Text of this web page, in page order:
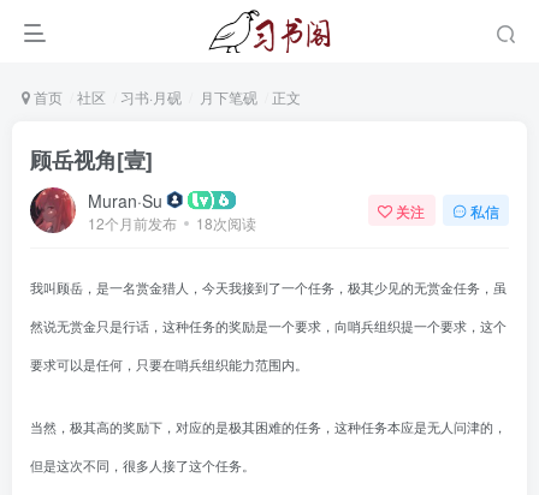
首页 社区 习书·月砚 月下笔砚 正文
顾岳视角[壹]
Muran·Su
12个月前发布 18次阅读
关注 私信
我叫顾岳，是一名赏金猎人，今天我接到了一个任务，极其少见的无赏金任务，虽
然说无赏金只是行话，这种任务的奖励是一个要求，向哨兵组织提一个要求，这个
要求可以是任何，只要在哨兵组织能力范围内。
当然，极其高的奖励下，对应的是极其困难的任务，这种任务本应是无人问津的，
但是这次不同，很多人接了这个任务。